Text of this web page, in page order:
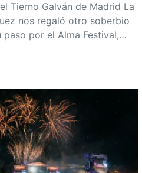
Tierno Galván de Madrid La
nos regaló otro soberbio
paso por el Alma Festival,…